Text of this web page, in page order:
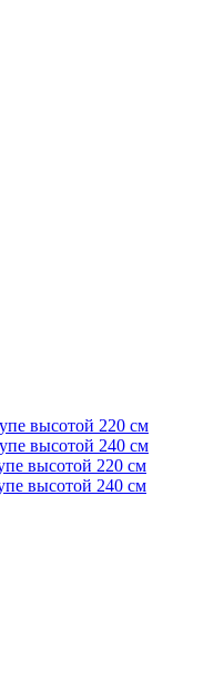
высотой 220 см
высотой 240 см
высотой 220 см
высотой 240 см